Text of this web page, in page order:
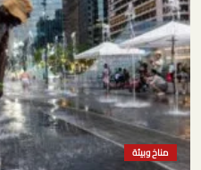
مناخ وبيئة